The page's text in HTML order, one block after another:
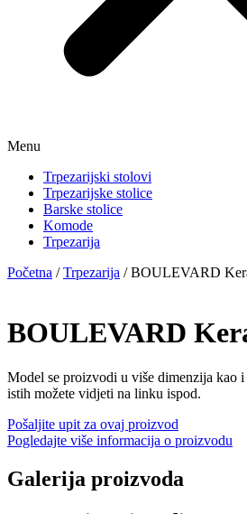
Menu
Trpezarijski stolovi
Trpezarijske stolice
Barske stolice
Komode
Trpezarija
Početna /Trpezarija / BOULEVARD
BOULEVARD
Model se proizvodi u više dimenzija kao
istih možete vidjeti na linku ispod.
Pošaljite upit za ovaj proizvod
Pogledajte više informacija o proizvodu
Galerija proizvoda